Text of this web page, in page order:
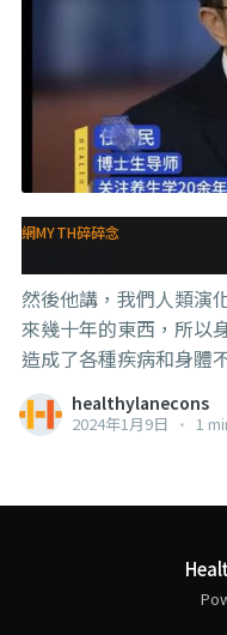
網MYTH碎碎念
然後他講，我們人類演
來幾十年的東西，所以
造成了各種疾病和身體不舒服。 我有2個問
幾億年怎麼就演化出你們這班東西
healthylanecons
2024年1月9日 • 1